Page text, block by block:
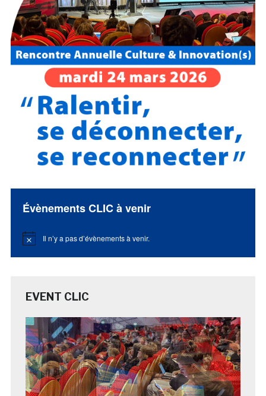
Évènements CLIC à venir
Notice Il n’y a pas d’évènements à venir.
EVENT CLIC